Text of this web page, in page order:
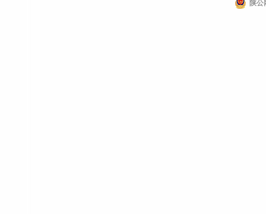
陕